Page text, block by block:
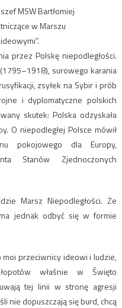
MSW Bartłomiej
w Marszu
przez Polskę niepodległości.
surowego karania
zsyłek na Sybir i prób
i dyplomatyczne polskich
skutek: Polska odzyskała
O niepodległej Polsce mówił
pokojowego dla Europy,
Stanów Zjednoczonych
Marsz Niepodległości. Ze
jednak odbyć się w formie
moi przeciwnicy ideowi i ludzie,
właśnie w Święto
tej linii w stronę agresji
nie dopuszczają się burd, chcą